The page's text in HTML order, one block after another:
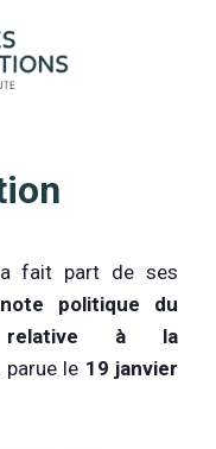
fait part de ses
note politique du
relative à la
parue le 19 janvier